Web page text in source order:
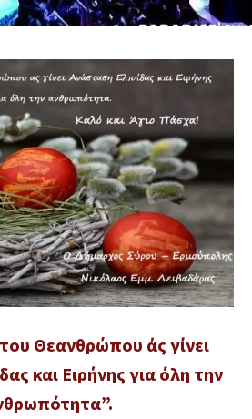
Θεανθρώπου άς γίνει
και Ειρήνης για όλη την